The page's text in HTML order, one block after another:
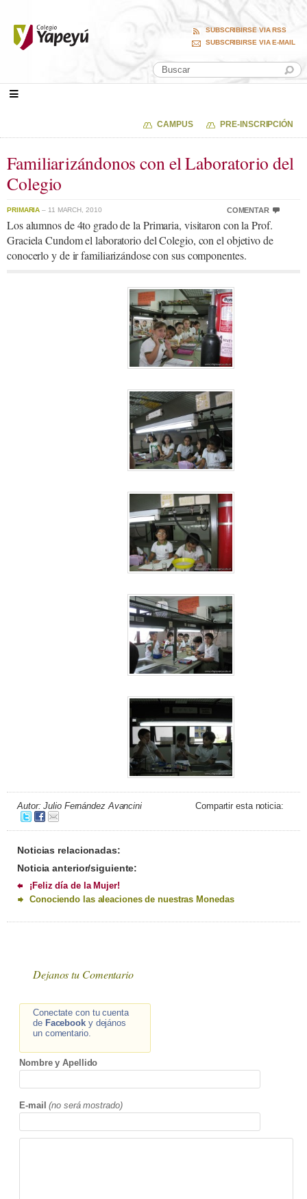
SUBSCRIBIRSE VIA RSS
SUBSCRIBIRSE VIA E-MAIL
CAMPUS PRE-INSCRIPCIÓN
Familiarizándonos con el Laboratorio del
Colegio
PRIMARIA – 11 MARCH, 2010 COMENTAR
Los alumnos de 4to grado de la Primaria, visitaron con la Prof.
Graciela Cundom el laboratorio del Colegio, con el objetivo de
conocerlo y de ir familiarizándose con sus componentes.
Autor: Julio Fernández Avancini Compartir esta noticia:
Noticias relacionadas:
Noticia anterior/siguiente:
¡Feliz día de la Mujer!
Conociendo las aleaciones de nuestras Monedas
Dejanos tu Comentario
Conectate con tu cuenta
de Facebooky dejános
un comentario.
Nombre y Apellido
E-mail (no será mostrado)